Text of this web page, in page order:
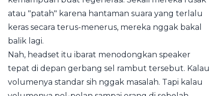
atau "patah" karena hantaman suara yang terlalu
keras secara terus-menerus, mereka nggak bakal
balik lagi.
Nah, headset itu ibarat menodongkan speaker
tepat di depan gerbang sel rambut tersebut. Kalau
volumenya standar sih nggak masalah. Tapi kalau